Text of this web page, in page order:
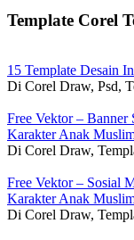
Template Corel
15 Template Desain
Di Corel Draw, Psd,
Free Vektor – Banner
Karakter Anak
Di Corel Draw,
Free Vektor – Sosial
Karakter Anak
Di Corel Draw,